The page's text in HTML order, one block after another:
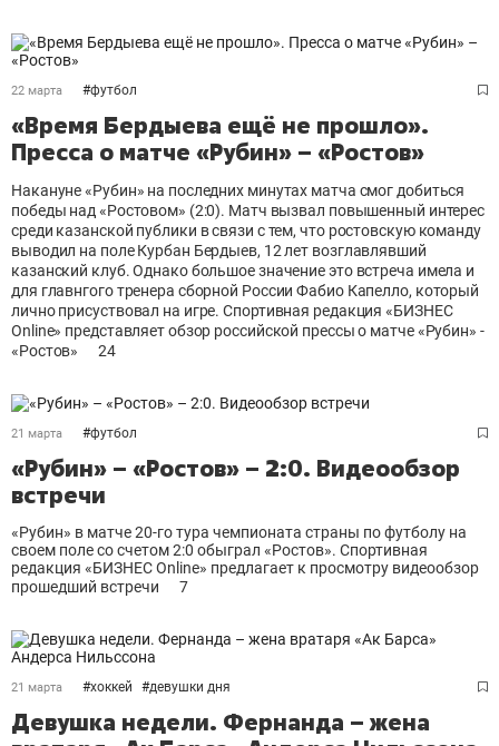
22 марта #футбол
«Время Бердыева ещё не прошло».
Пресса о матче «Рубин» – «Ростов»
Накануне «Рубин» на последних минутах матча смог добиться
победы над «Ростовом» (2:0). Матч вызвал повышенный интерес
среди казанской публики в связи с тем, что ростовскую команду
выводил на поле Курбан Бердыев, 12 лет возглавлявший
казанский клуб. Однако большое значение это встреча имела и
для главнгого тренера сборной России Фабио Капелло, который
лично присуствовал на игре. Спортивная редакция «БИЗНЕС
Online» представляет обзор российской прессы о матче «Рубин» -
«Ростов»
24
21 марта #футбол
«Рубин» – «Ростов» – 2:0. Видеообзор
встречи
«Рубин» в матче 20-го тура чемпионата страны по футболу на
своем поле со счетом 2:0 обыграл «Ростов». Спортивная
редакция «БИЗНЕС Online» предлагает к просмотру видеообзор
прошедший встречи
7
21 марта #хоккей #девушки дня
Девушка недели. Фернанда – жена